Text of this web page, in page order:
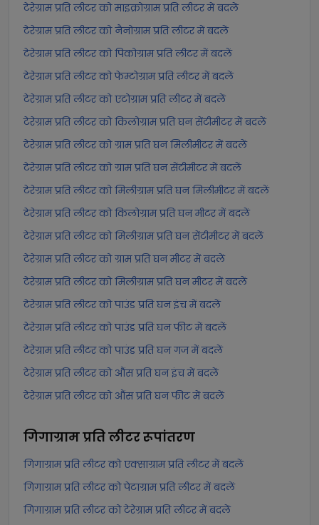
टेरेग्राम प्रति लीटर को माइक्रोग्राम प्रति लीटर में बदलें
टेरेग्राम प्रति लीटर को नैनोग्राम प्रति लीटर में बदलें
टेरेग्राम प्रति लीटर को पिकोग्राम प्रति लीटर में बदलें
टेरेग्राम प्रति लीटर को फेम्टोग्राम प्रति लीटर में बदलें
टेरेग्राम प्रति लीटर को एटोग्राम प्रति लीटर में बदलें
टेरेग्राम प्रति लीटर को किलोग्राम प्रति घन सेंटीमीटर में बदलें
टेरेग्राम प्रति लीटर को ग्राम प्रति घन मिलीमीटर में बदलें
टेरेग्राम प्रति लीटर को ग्राम प्रति घन सेंटीमीटर में बदलें
टेरेग्राम प्रति लीटर को मिलीग्राम प्रति घन मिलीमीटर में बदलें
टेरेग्राम प्रति लीटर को किलोग्राम प्रति घन मीटर में बदलें
टेरेग्राम प्रति लीटर को मिलीग्राम प्रति घन सेंटीमीटर में बदलें
टेरेग्राम प्रति लीटर को ग्राम प्रति घन मीटर में बदलें
टेरेग्राम प्रति लीटर को मिलीग्राम प्रति घन मीटर में बदलें
टेरेग्राम प्रति लीटर को पाउंड प्रति घन इंच में बदलें
टेरेग्राम प्रति लीटर को पाउंड प्रति घन फीट में बदलें
टेरेग्राम प्रति लीटर को पाउंड प्रति घन गज में बदलें
टेरेग्राम प्रति लीटर को औंस प्रति घन इंच में बदलें
टेरेग्राम प्रति लीटर को औंस प्रति घन फीट में बदलें
गिगाग्राम प्रति लीटररूपांतरण
गिगाग्राम प्रति लीटर को एक्साग्राम प्रति लीटर में बदलें
गिगाग्राम प्रति लीटर को पेटाग्राम प्रति लीटर में बदलें
गिगाग्राम प्रति लीटर को टेरेग्राम प्रति लीटर में बदलें